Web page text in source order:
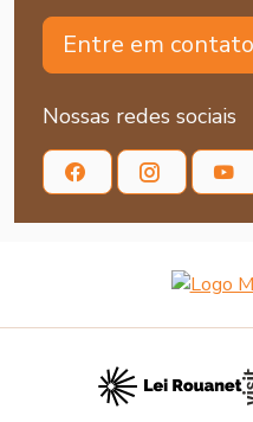
Entre em contato
Nossas redes sociais